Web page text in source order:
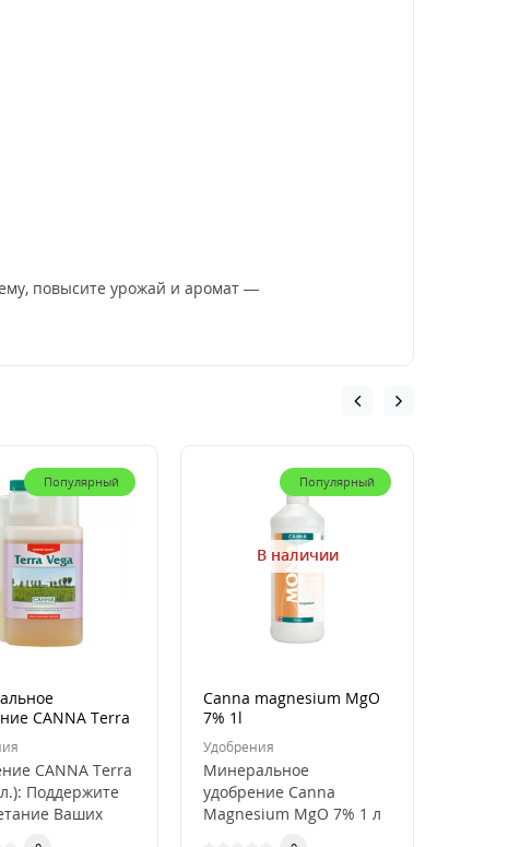
повысите урожай и аромат —
Популярный
CANNA Terra
CANNA Terra
Поддержите
Ваших
Популярный
В наличии
Canna magnesium MgO
7% 1l
Удобрения
Минеральное
удобрение Canna
Magnesium MgO 7% 1 л